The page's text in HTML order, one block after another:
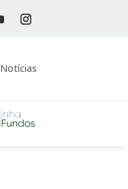
Notícias